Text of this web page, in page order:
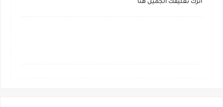
أترك تعليقك الجميل هنا